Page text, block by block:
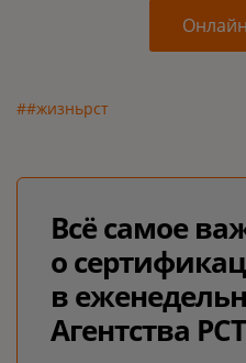
##жизньрст
Всё самое
о
в
Агентства РСТ